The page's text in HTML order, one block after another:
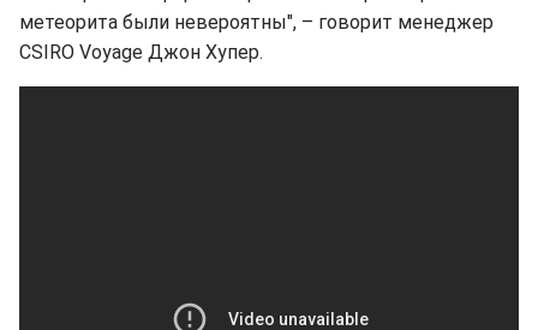
метеорита были невероятны", – говорит менеджер
CSIRO Voyage Джон Хупер.